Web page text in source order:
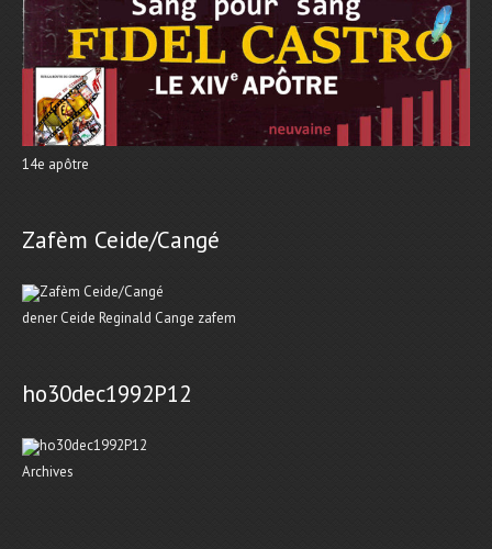
14e apôtre
Zafèm Ceide/Cangé
dener Ceide Reginald Cange zafem
ho30dec1992P12
Archives